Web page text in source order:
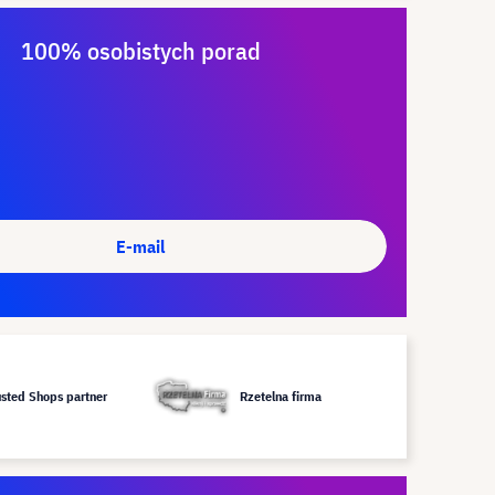
100% osobistych porad
E-mail
Shops partner Rzetelna firma